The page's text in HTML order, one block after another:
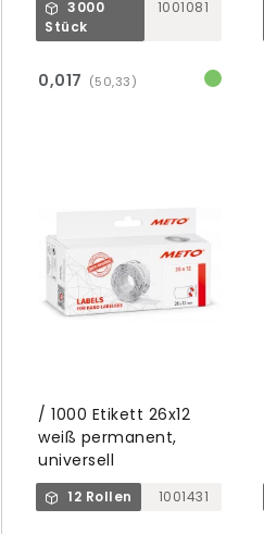
3000
Stück
1001081
0,017 (50,33)
/ 1000 Etikett 26x12
weiß permanent,
universell
12 Rollen 1001431